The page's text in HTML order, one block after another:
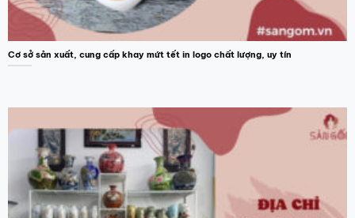
Cơ sở sản xuất, cung cấp khay mứt tết in logo chất lượng, uy tín